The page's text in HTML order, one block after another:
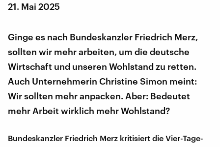
21. Mai 2025
Ginge es nach Bundeskanzler Friedrich Merz,
sollten wir mehr arbeiten, um die deutsche
Wirtschaft und unseren Wohlstand zu retten.
Auch Unternehmerin Christine Simon meint:
Wir sollten mehr anpacken. Aber: Bedeutet
mehr Arbeit wirklich mehr Wohlstand?
Bundeskanzler Friedrich Merz kritisiert die Vier-Tage-